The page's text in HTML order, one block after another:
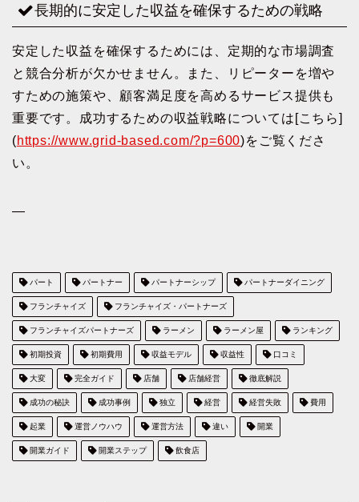
長期的に安定した収益を確保するための戦略
安定した収益を確保するためには、定期的な市場調査
と競合分析が欠かせません。また、リピーターを増や
すための施策や、顧客満足度を高めるサービス提供も
重要です。成功するための収益戦略については[こちら]
(https://www.grid-based.com/?p=600)をご覧くださ
い。
—
パート パートナー パートナーシップ パートナーダイニング
フランチャイズ フランチャイズ・パートナーズ
フランチャイズパートナーズ ラーメン ラーメン屋 ランキング
初期投資 初期費用 収益モデル 収益性 口コミ
大変 完全ガイド 店舗 店舗経営 徹底解説
成功の秘訣 成功事例 独立 経営 経営失敗 費用
起業 運営ノウハウ 運営方法 違い 開業
開業ガイド 開業ステップ 飲食店